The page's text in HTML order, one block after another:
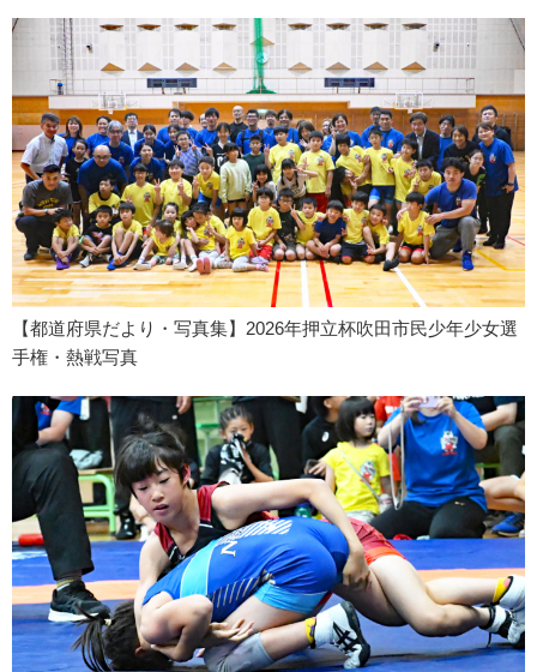
【都道府県だより・写真集】2026年押立杯吹田市民少年少女選
手権・熱戦写真